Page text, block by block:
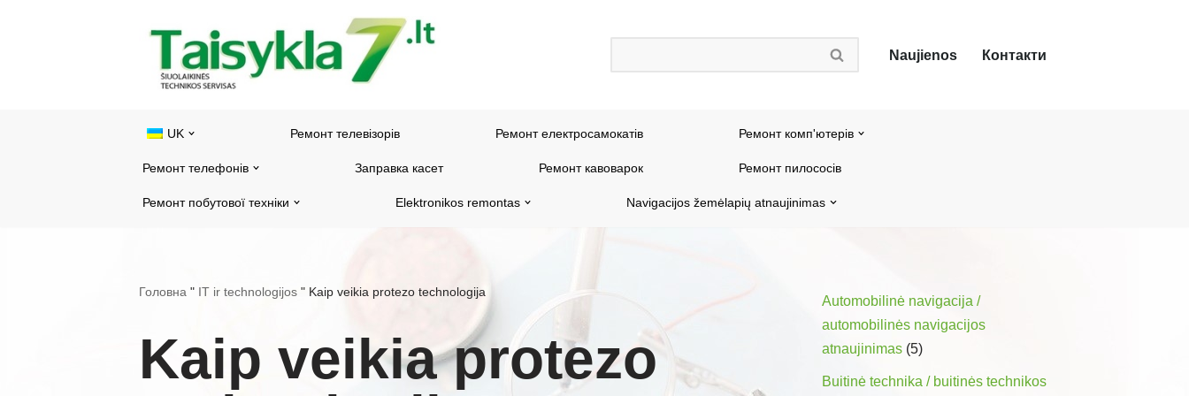
Naujienos Контакти
UK Ремонт телевізорів Ремонт електросамокатів Ремонт комп'ютерів
Ремонт телефонів Заправка касет Ремонт кавоварок Ремонт пилососів
Ремонт побутової техніки Elektronikos remontas Navigacijos žemėlapių atnaujinimas
Головна " IT ir technologijos " Kaip veikia protezo technologija
Kaip veikia protezo
Automobilinė navigacija /
automobilinės navigacijos
atnaujinimas (5)
Buitinė technika / buitinės technikos